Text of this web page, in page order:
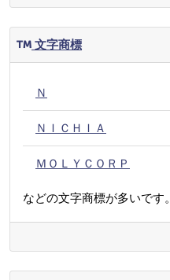
文字商標
Ｎ
ＮＩＣＨＩＡ
ＭＯＬＹＣＯＲＰ
などの文字商標が多いです。